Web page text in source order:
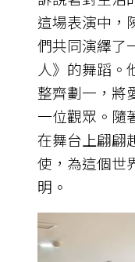
這場表演中，
們共同演繹了
人》的舞蹈。
整齊劃一，將
一位觀眾。隨
在舞台上翩翩
使，為這個世
明。